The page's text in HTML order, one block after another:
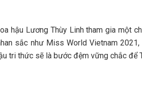
hậu Lương Thùy Linh tham gia một
sắc như Miss World Vietnam
tri thức sẽ là bước đệm vững chắc để